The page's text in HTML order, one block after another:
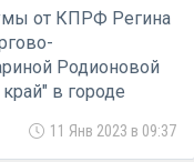
от КПРФ Регина
Родионовой
в городе
11 Янв 2023 в 09:37